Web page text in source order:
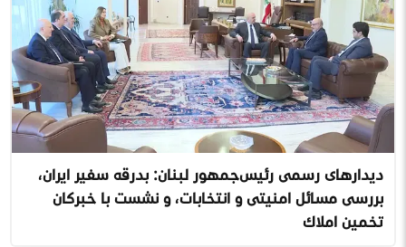
دیدارهای رسمی رئیس‌جمهور لبنان: بدرقه سفیر ایران،
بررسی مسائل امنیتی و انتخابات، و نشست با خبرگان
تخمین املاک